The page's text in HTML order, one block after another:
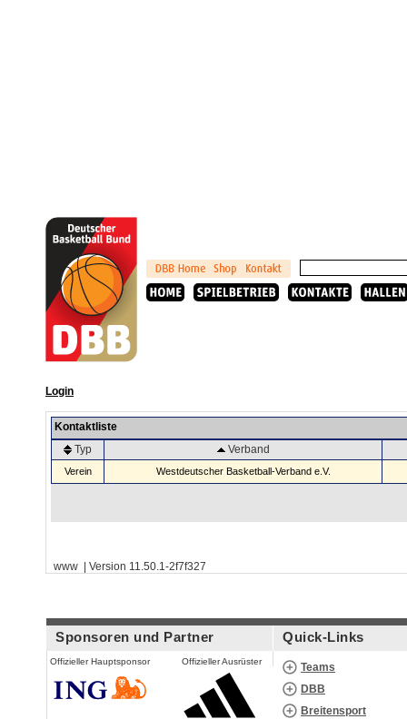
Login
Kontaktliste
Typ
Verband
Verein Westdeutscher Basketball-Verband e.V.
www | Version 11.50.1-2f7f327
Sponsoren und Partner
Offizieller Hauptsponsor Offizieller Ausrüster
Quick-Links
Teams
DBB
Breitensport